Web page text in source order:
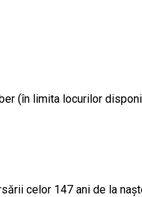
(în limita locurilor
celor 147 ani de la